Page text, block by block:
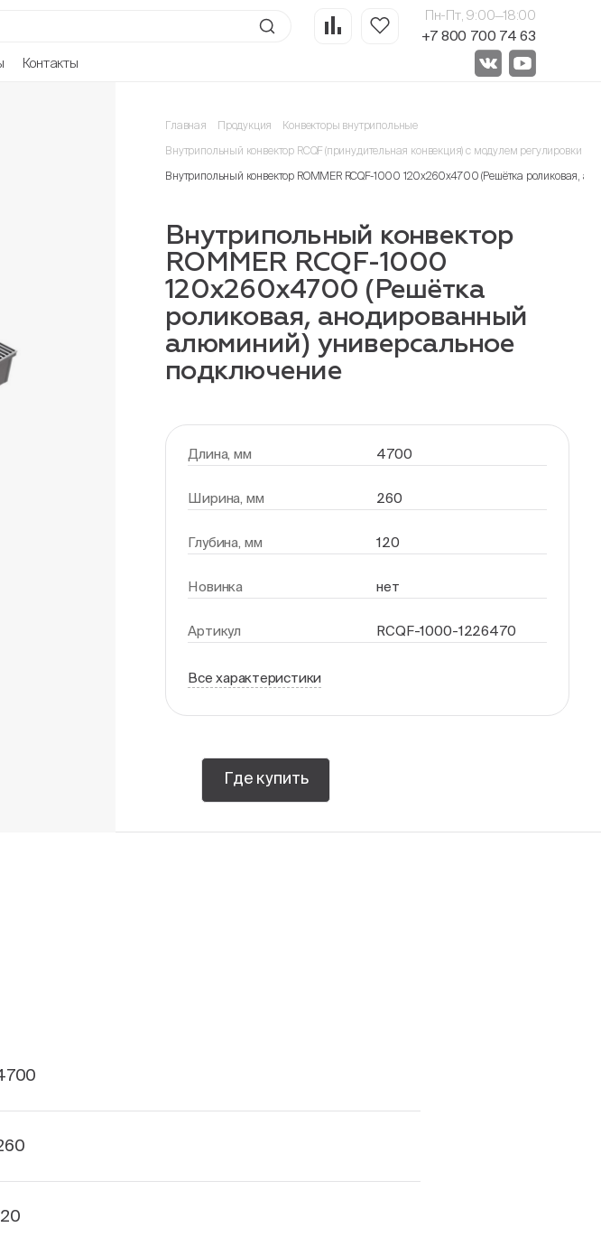
Пн-Пт, 9:00—18:00
+7 800 700 74 63
Контакты
Главная Продукция Конвекторы внутрипольные
Внутрипольный конвектор RCQF (принудительная конвекция) с модулем регулировки
Внутрипольный конвектор ROMMER RCQF-1000 120х260х4700 (Решётка роликовая,
Внутрипольный конвектор
ROMMER RCQF-1000
120х260х4700 (Решётка
роликовая, анодированный
алюминий) универсальное
подключение
Длина, мм 4700
Ширина, мм 260
Глубина, мм 120
Новинка нет
Артикул RCQF-1000-1226470
Все характеристики
Где купить